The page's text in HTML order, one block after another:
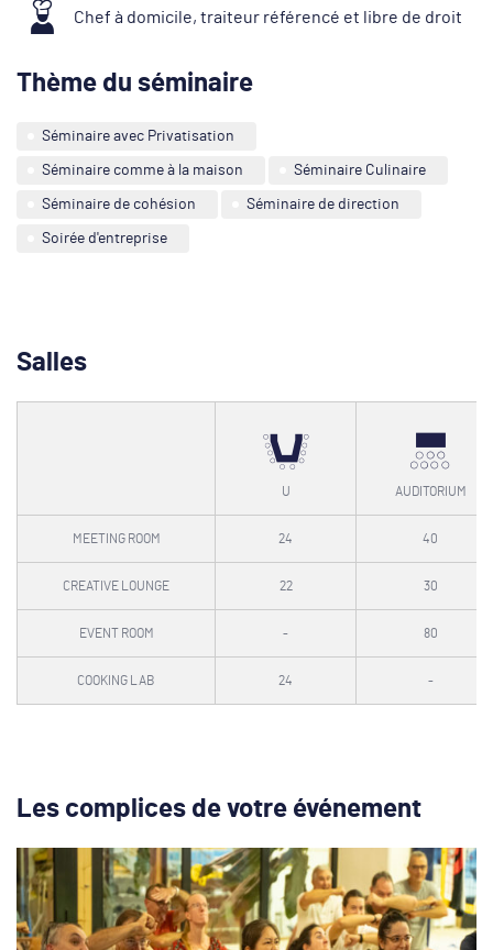
Chef à domicile, traiteur référencé et libre de droit
Thème du séminaire
Séminaire avec Privatisation
Séminaire comme à la maison Séminaire Culinaire
Séminaire de cohésion Séminaire de direction
Soirée d'entreprise
Salles
U AUDITORIUM
MEETING ROOM 24 40
CREATIVE LOUNGE 22 30
EVENT ROOM - 80
COOKING LAB 24 -
Les complices de votre événement